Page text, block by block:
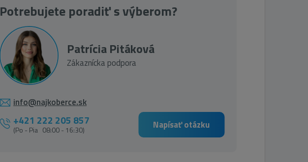
Potrebujete poradiť s výberom?
Patrícia Pitáková
Zákaznícka podpora
info@najkoberce.sk
+421 222 205 857
(Po - Pia 08:00 - 16:30) Napísať otázku